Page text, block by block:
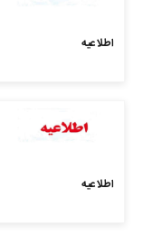
اطلاعیه
اطلاعیه